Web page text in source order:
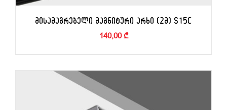
ᲙᲐᲚᲐᲗᲐᲨᲘ ᲓᲐᲛᲐᲢᲔᲑᲐ ᲓᲔᲢᲐᲚᲔᲑᲘ
ᲛᲘᲡᲐᲛᲐᲒᲠᲔᲑᲔᲚᲘ ᲛᲐᲒᲜᲘᲢᲣᲠᲘ ᲐᲠᲮᲘ (2Მ) S15C
140,00₾